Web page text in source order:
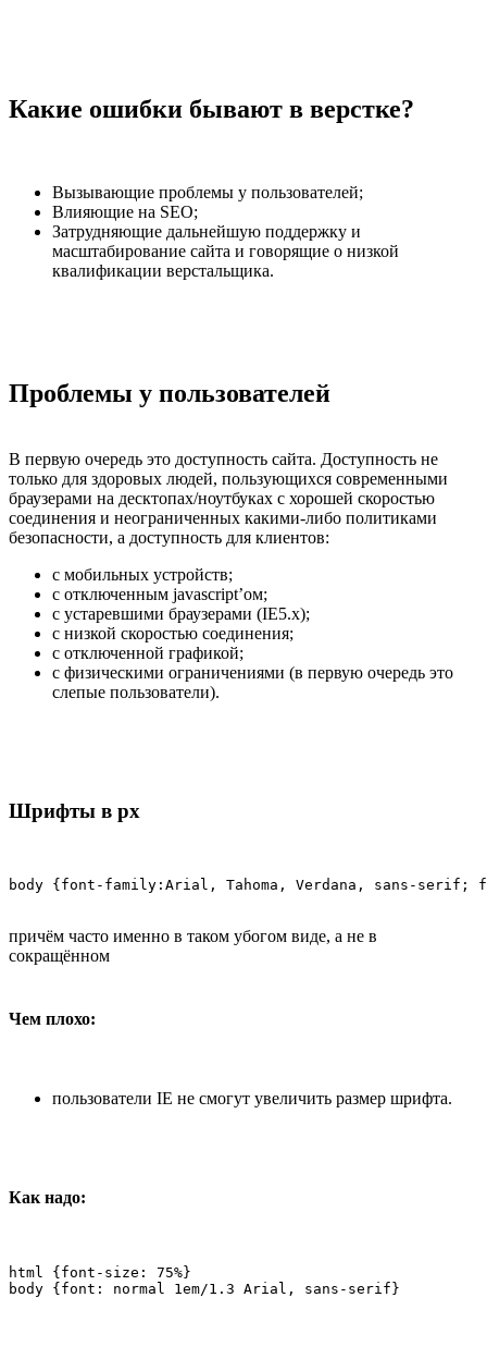
Какие ошибки бывают в верстке?
Вызывающие проблемы у пользователей;
Влияющие на SEO;
Затрудняющие дальнейшую поддержку и
масштабирование сайта и говорящие о низкой
квалификации верстальщика.
Проблемы у пользователей
В первую очередь это доступность сайта. Доступность не
только для здоровых людей, пользующихся современными
браузерами на десктопах/ноутбуках с хорошей скоростью
соединения и неограниченных какими-либо политиками
безопасности, а доступность для клиентов:
с мобильных устройств;
с отключенным javascript’ом;
с устаревшими браузерами (IE5.x);
с низкой скоростью соединения;
с отключенной графикой;
с физическими ограничениями (в первую очередь это
слепые пользователи).
Шрифты в px
body {font-family:Arial, Tahoma, Verdana, sans-serif;
причём часто именно в таком убогом виде, а не в
сокращённом
Чем плохо:
пользователи IE не смогут увеличить размер шрифта.
Как надо:
html {font-size: 75%}
body {font: normal 1em/1.3 Arial, sans-serif}